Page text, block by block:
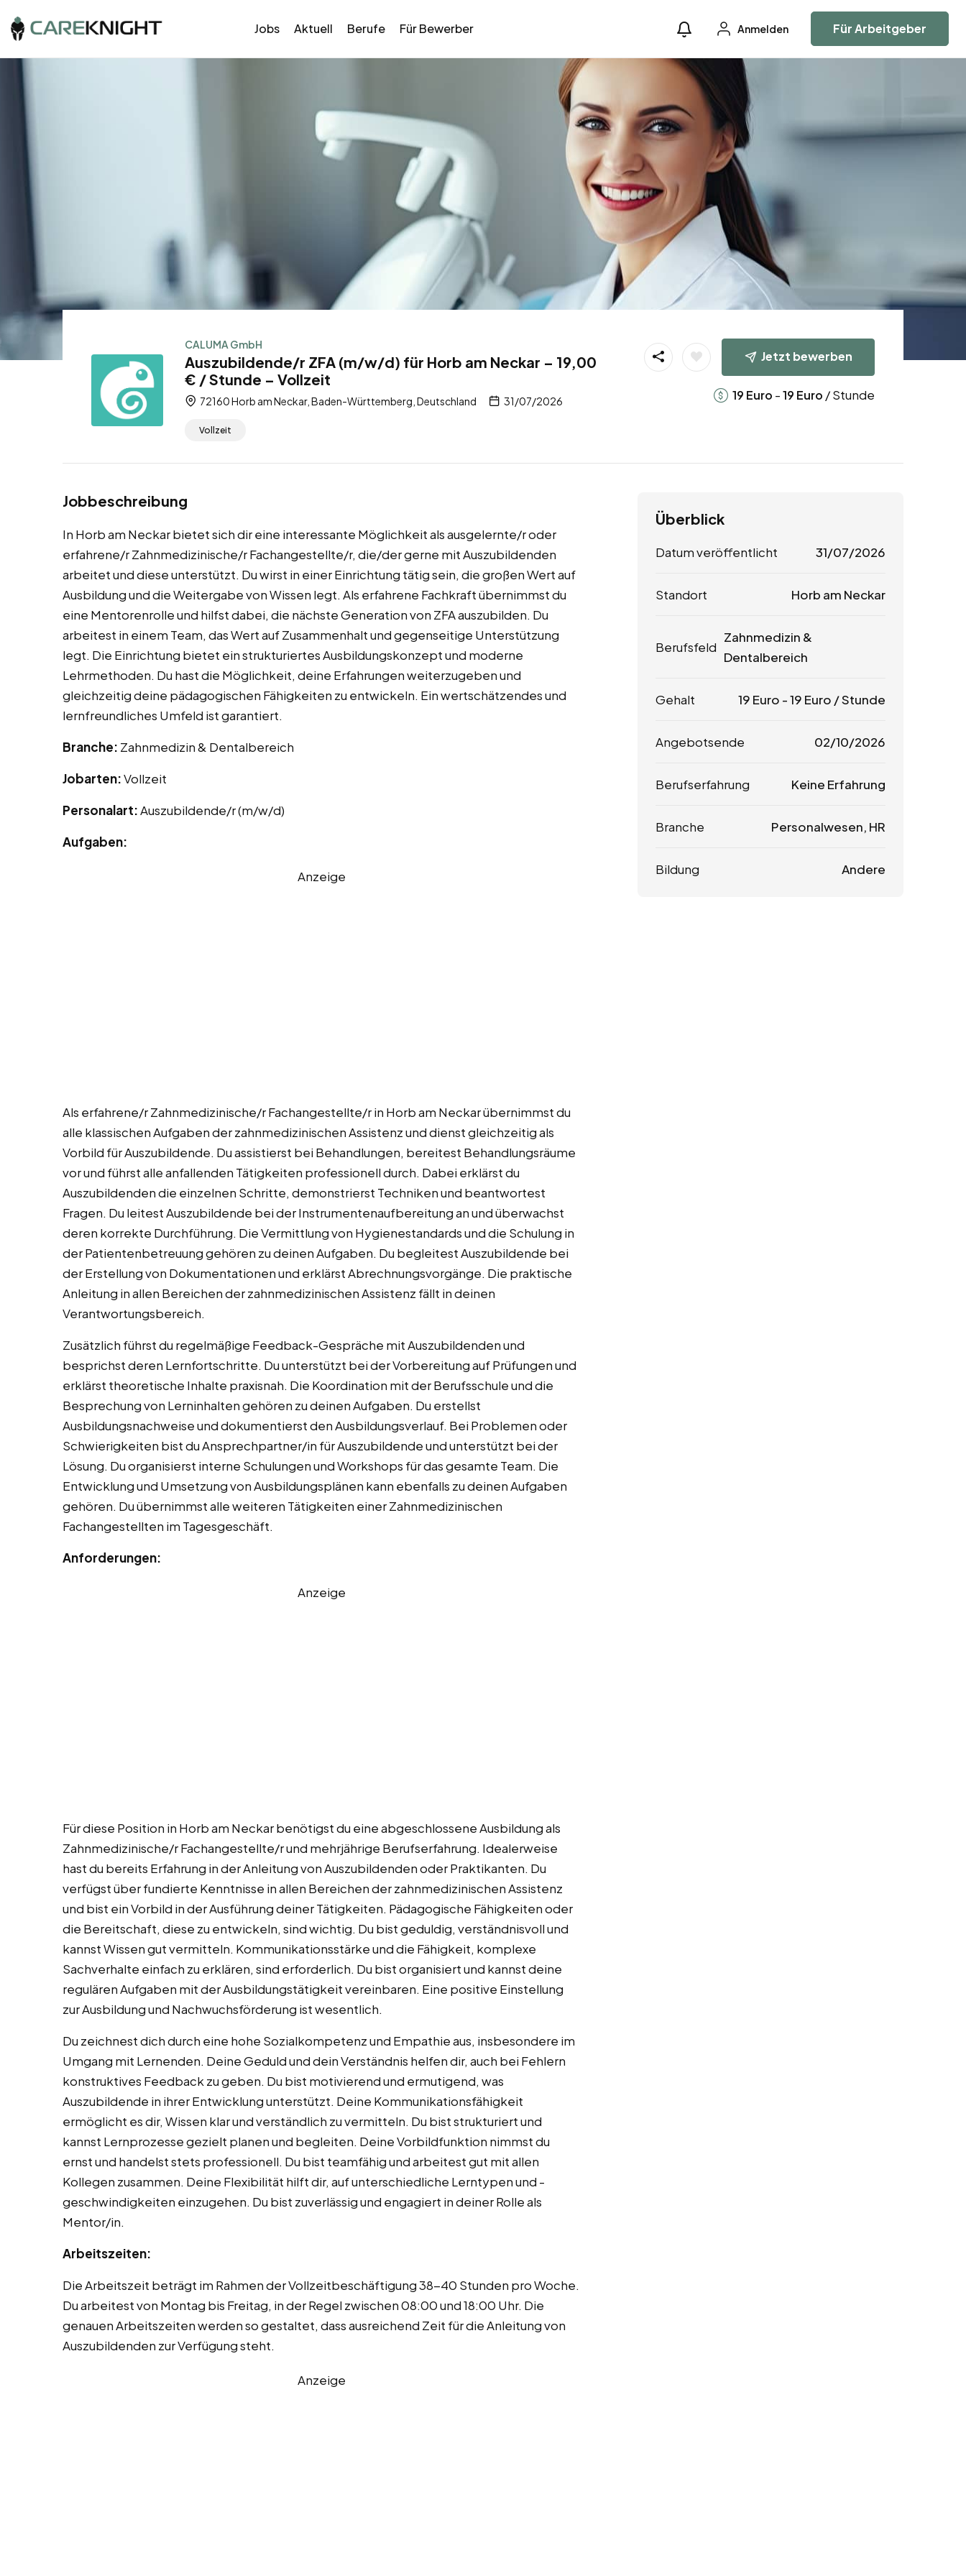
Jobs Aktuell Berufe Für Bewerber Anmelden Für Arbeitgeber
CALUMA GmbH
Auszubildende/r ZFA (m/w/d) für Horb am Neckar – 19,00
€ / Stunde – Vollzeit
72160 Horb am Neckar, Baden-Württemberg, Deutschland 31/07/2026
Vollzeit
Jetzt bewerben
19 Euro -19 Euro / Stunde
Jobbeschreibung
In Horb am Neckar bietet sich dir eine interessante Möglichkeit als ausgelernte/r oder
erfahrene/r Zahnmedizinische/r Fachangestellte/r, die/der gerne mit Auszubildenden
arbeitet und diese unterstützt. Du wirst in einer Einrichtung tätig sein, die großen Wert auf
Ausbildung und die Weitergabe von Wissen legt. Als erfahrene Fachkraft übernimmst du
eine Mentorenrolle und hilfst dabei, die nächste Generation von ZFA auszubilden. Du
arbeitest in einem Team, das Wert auf Zusammenhalt und gegenseitige Unterstützung
legt. Die Einrichtung bietet ein strukturiertes Ausbildungskonzept und moderne
Lehrmethoden. Du hast die Möglichkeit, deine Erfahrungen weiterzugeben und
gleichzeitig deine pädagogischen Fähigkeiten zu entwickeln. Ein wertschätzendes und
lernfreundliches Umfeld ist garantiert.
Branche: Zahnmedizin & Dentalbereich
Jobarten:Vollzeit
Personalart:Auszubildende/r (m/w/d)
Aufgaben:
Anzeige
Als erfahrene/r Zahnmedizinische/r Fachangestellte/r in Horb am Neckar übernimmst du
alle klassischen Aufgaben der zahnmedizinischen Assistenz und dienst gleichzeitig als
Vorbild für Auszubildende. Du assistierst bei Behandlungen, bereitest Behandlungsräume
vor und führst alle anfallenden Tätigkeiten professionell durch. Dabei erklärst du
Auszubildenden die einzelnen Schritte, demonstrierst Techniken und beantwortest
Fragen. Du leitest Auszubildende bei der Instrumentenaufbereitung an und überwachst
deren korrekte Durchführung. Die Vermittlung von Hygienestandards und die Schulung in
der Patientenbetreuung gehören zu deinen Aufgaben. Du begleitest Auszubildende bei
der Erstellung von Dokumentationen und erklärst Abrechnungsvorgänge. Die praktische
Anleitung in allen Bereichen der zahnmedizinischen Assistenz fällt in deinen
Verantwortungsbereich.
Zusätzlich führst du regelmäßige Feedback-Gespräche mit Auszubildenden und
besprichst deren Lernfortschritte. Du unterstützt bei der Vorbereitung auf Prüfungen und
erklärst theoretische Inhalte praxisnah. Die Koordination mit der Berufsschule und die
Besprechung von Lerninhalten gehören zu deinen Aufgaben. Du erstellst
Ausbildungsnachweise und dokumentierst den Ausbildungsverlauf. Bei Problemen oder
Schwierigkeiten bist du Ansprechpartner/in für Auszubildende und unterstützt bei der
Lösung. Du organisierst interne Schulungen und Workshops für das gesamte Team. Die
Entwicklung und Umsetzung von Ausbildungsplänen kann ebenfalls zu deinen Aufgaben
gehören. Du übernimmst alle weiteren Tätigkeiten einer Zahnmedizinischen
Fachangestellten im Tagesgeschäft.
Anforderungen:
Anzeige
Für diese Position in Horb am Neckar benötigst du eine abgeschlossene Ausbildung als
Zahnmedizinische/r Fachangestellte/r und mehrjährige Berufserfahrung. Idealerweise
hast du bereits Erfahrung in der Anleitung von Auszubildenden oder Praktikanten. Du
verfügst über fundierte Kenntnisse in allen Bereichen der zahnmedizinischen Assistenz
und bist ein Vorbild in der Ausführung deiner Tätigkeiten. Pädagogische Fähigkeiten oder
die Bereitschaft, diese zu entwickeln, sind wichtig. Du bist geduldig, verständnisvoll und
kannst Wissen gut vermitteln. Kommunikationsstärke und die Fähigkeit, komplexe
Sachverhalte einfach zu erklären, sind erforderlich. Du bist organisiert und kannst deine
regulären Aufgaben mit der Ausbildungstätigkeit vereinbaren. Eine positive Einstellung
zur Ausbildung und Nachwuchsförderung ist wesentlich.
Du zeichnest dich durch eine hohe Sozialkompetenz und Empathie aus, insbesondere im
Umgang mit Lernenden. Deine Geduld und dein Verständnis helfen dir, auch bei Fehlern
konstruktives Feedback zu geben. Du bist motivierend und ermutigend, was
Auszubildende in ihrer Entwicklung unterstützt. Deine Kommunikationsfähigkeit
ermöglicht es dir, Wissen klar und verständlich zu vermitteln. Du bist strukturiert und
kannst Lernprozesse gezielt planen und begleiten. Deine Vorbildfunktion nimmst du
ernst und handelst stets professionell. Du bist teamfähig und arbeitest gut mit allen
Kollegen zusammen. Deine Flexibilität hilft dir, auf unterschiedliche Lerntypen und -
geschwindigkeiten einzugehen. Du bist zuverlässig und engagiert in deiner Rolle als
Mentor/in.
Arbeitszeiten:
Die Arbeitszeit beträgt im Rahmen der Vollzeitbeschäftigung 38-40 Stunden pro Woche.
Du arbeitest von Montag bis Freitag, in der Regel zwischen 08:00 und 18:00 Uhr. Die
genauen Arbeitszeiten werden so gestaltet, dass ausreichend Zeit für die Anleitung von
Auszubildenden zur Verfügung steht.
Anzeige
Überblick
Datum veröffentlicht 31/07/2026
Standort Horb am Neckar
Berufsfeld
Zahnmedizin &
Dentalbereich
Gehalt 19 Euro -19 Euro / Stunde
Angebotsende 02/10/2026
Berufserfahrung Keine Erfahrung
Branche Personalwesen, HR
Bildung Andere